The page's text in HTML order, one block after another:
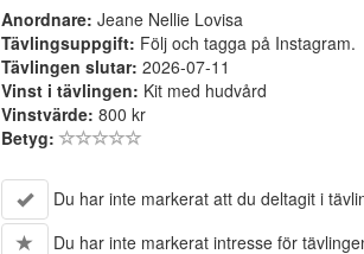
Anordnare: Jeane Nellie Lovisa
Tävlingsuppgift: Följ och tagga på Instagram.
Tävlingen slutar: 2026-07-11
Vinst i tävlingen: Kit med hudvård
Vinstvärde: 800 kr
Betyg:
Du har inte markerat att du deltagit i
Du har inte markerat intresse för